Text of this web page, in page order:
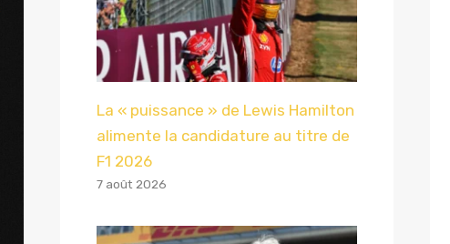
La « puissance » de Lewis Hamilton
alimente la candidature au titre de
F1 2026
7 août 2026